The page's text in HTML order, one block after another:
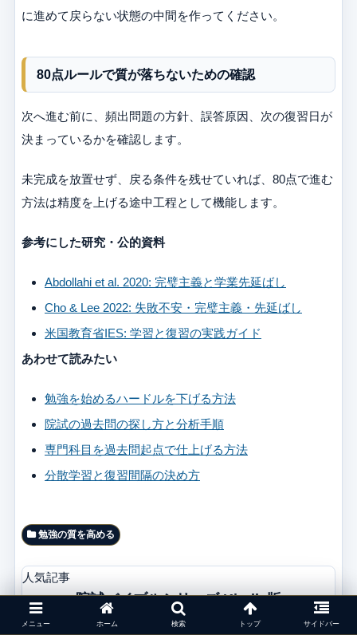
に進めて戻らない状態の中間を作ってください。
80点ルールで質が落ちないための確認
次へ進む前に、頻出問題の方針、誤答原因、次の復習日が
決まっているかを確認します。
未完成を放置せず、戻る条件を残せていれば、80点で進む
方法は精度を上げる途中工程として機能します。
参考にした研究・公的資料
Abdollahi et al. 2020: 完璧主義と学業先延ばし
Cho & Lee 2022: 失敗不安・完璧主義・先延ばし
米国教育省IES: 学習と復習の実践ガイド
あわせて読みたい
勉強を始めるハードルを下げる方法
院試の過去問の探し方と分析手順
専門科目を過去問起点で仕上げる方法
分散学習と復習間隔の決め方
勉強の質を高める
人気記事
院試バイブルシリーズ Kindle版
メニュー ホーム 検索 トップ サイドバー